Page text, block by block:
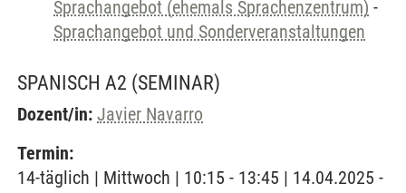
Sprachangebot (ehemals Sprachenzentrum) -
Sprachangebot und Sonderveranstaltungen
SPANISCH A2 (SEMINAR)
Dozent/in: Javier Navarro
Termin:
14-täglich | Mittwoch | 10:15 - 13:45 | 14.04.2025 -